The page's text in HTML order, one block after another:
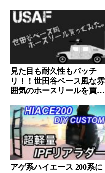
見た目も耐久性もバッチ
リ！！世田谷ベース風な雰
囲気のホースリールを買っ
アゲ系ハイエース 200系に